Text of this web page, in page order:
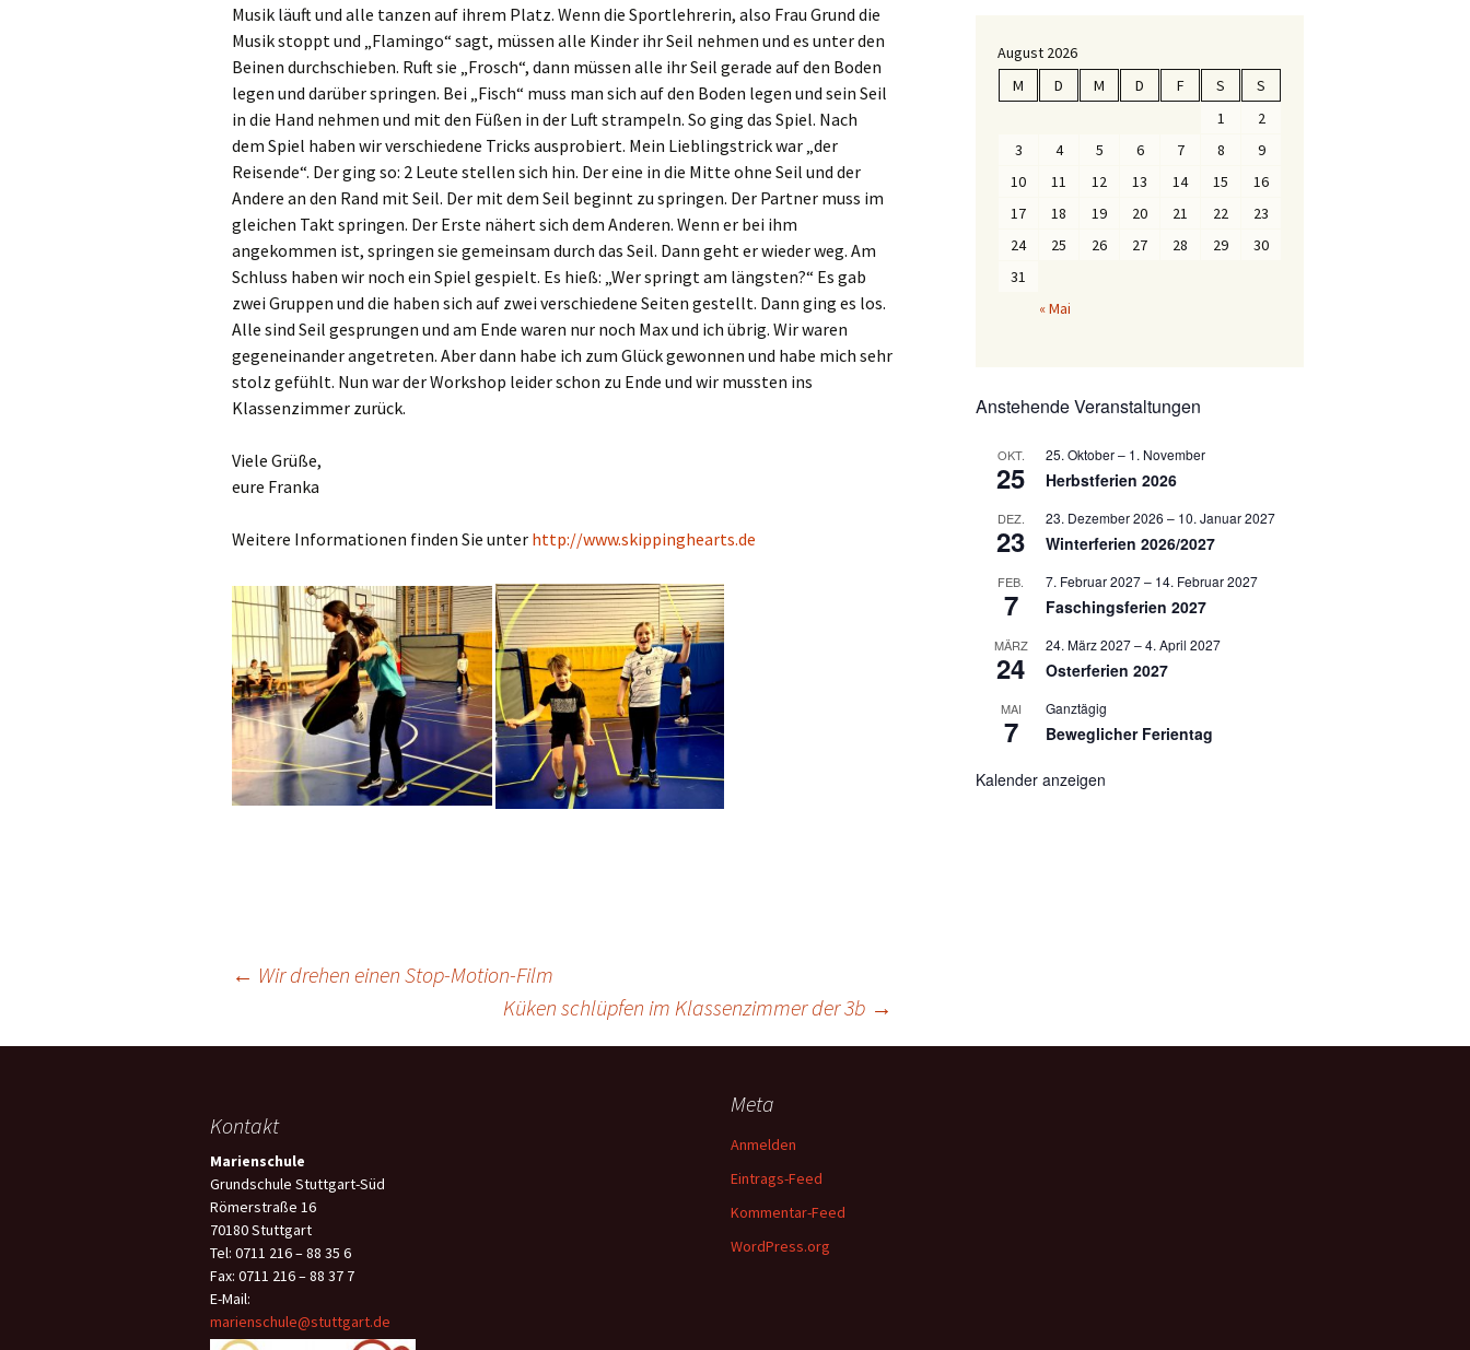
Musik läuft und alle tanzen auf ihrem Platz. Wenn die Sportlehrerin, also Frau Grund die
Musik stoppt und „Flamingo“ sagt, müssen alle Kinder ihr Seil nehmen und es unter den
Beinen durchschieben. Ruft sie „Frosch“, dann müssen alle ihr Seil gerade auf den Boden
legen und darüber springen. Bei „Fisch“ muss man sich auf den Boden legen und sein Seil
in die Hand nehmen und mit den Füßen in der Luft strampeln. So ging das Spiel. Nach
dem Spiel haben wir verschiedene Tricks ausprobiert. Mein Lieblingstrick war „der
Reisende“. Der ging so: 2 Leute stellen sich hin. Der eine in die Mitte ohne Seil und der
Andere an den Rand mit Seil. Der mit dem Seil beginnt zu springen. Der Partner muss im
gleichen Takt springen. Der Erste nähert sich dem Anderen. Wenn er bei ihm
angekommen ist, springen sie gemeinsam durch das Seil. Dann geht er wieder weg. Am
Schluss haben wir noch ein Spiel gespielt. Es hieß: „Wer springt am längsten?“ Es gab
zwei Gruppen und die haben sich auf zwei verschiedene Seiten gestellt. Dann ging es los.
Alle sind Seil gesprungen und am Ende waren nur noch Max und ich übrig. Wir waren
gegeneinander angetreten. Aber dann habe ich zum Glück gewonnen und habe mich sehr
stolz gefühlt. Nun war der Workshop leider schon zu Ende und wir mussten ins
Klassenzimmer zurück.
Viele Grüße,
eure Franka
Weitere Informationen finden Sie unter http://www.skippinghearts.de
Beitragsnavigation
← Wir drehen einen Stop-Motion-Film
Küken schlüpfen im Klassenzimmer der 3b →
August 2026
M
D M D F S
S
1
2
3
4 5 6 7 8
9
10
11 12 13 14 15
16
17
18 19 20 21 22
23
24
25 26 27 28 29
30
31
« Mai
Anstehende Veranstaltungen
OKT.
25
25. Oktober– 1. November
Herbstferien 2026
DEZ.
23
23. Dezember 2026 – 10. Januar 2027
Winterferien 2026/2027
FEB.
7
7. Februar 2027– 14. Februar 2027
Faschingsferien 2027
MÄRZ
24
24. März 2027–4. April 2027
Osterferien 2027
MAI
7
Ganztägig
Beweglicher Ferientag
Kalender anzeigen
Kontakt
Marienschule
Grundschule Stuttgart-Süd
Römerstraße 16
70180 Stuttgart
Tel: 0711 216 – 88 35 6
Fax: 0711 216 – 88 37 7
E-Mail:
marienschule@stuttgart.de
Meta
Anmelden
Eintrags-Feed
Kommentar-Feed
WordPress.org